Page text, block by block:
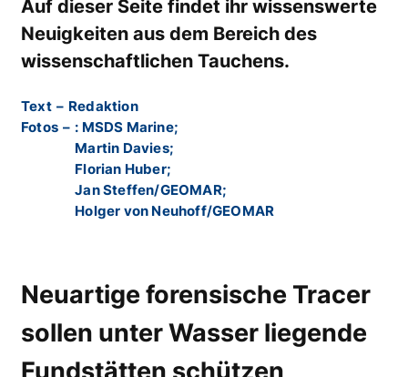
Auf dieser Seite findet ihr wissenswerte
Neuigkeiten aus dem Bereich des
wissenschaftlichen Tauchens.
Text – Redaktion
Fotos – : MSDS Marine;
Martin Davies;
Florian Huber;
Jan Steffen/GEOMAR;
Holger von Neuhoff/GEOMAR
Neuartige forensische Tracer
sollen unter Wasser liegende
Fundstätten schützen